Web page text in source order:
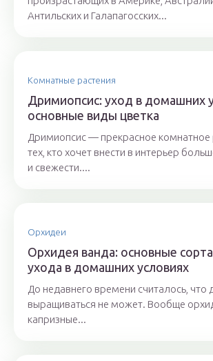
Антильских и Галапагосских...
Комнатные растения
Дримиопсис: уход в домашних
основные виды цветка
Дримиопсис — прекрасное комнатное
тех, кто хочет внести в интерьер
и свежести....
Орхидеи
Орхидея ванда: основные
ухода в домашних условиях
До недавнего времени считалось, что
выращиваться не может. Вообще
капризные...